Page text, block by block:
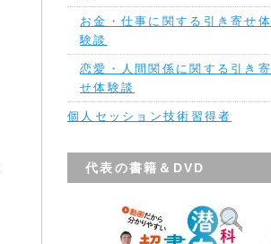
お金・仕事に関する引き寄せ体
験談
恋愛・人間関係に関する引き寄
せ体験談
個人セッション技術習得者
代表の書籍＆DVD